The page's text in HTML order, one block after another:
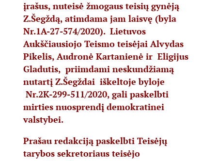
įrašus, nuteisė žmogaus teisių gynėją
Z.Šegždą, atimdama jam laisvę (byla
Nr.1A-27-574/2020). Lietuvos
Aukščiausiojo Teismo teisėjai Alvydas
Pikelis, Audronė Kartanienė ir Eligijus
Gladutis, priimdami neskundžiamą
nutartį Z.Šegždai iškeltoje byloje
Nr.2K-299-511/2020, gali paskelbti
mirties nuosprendį demokratinei
valstybei.
Prašau redakciją paskelbti Teisėjų
tarybos sekretoriaus teisėjo